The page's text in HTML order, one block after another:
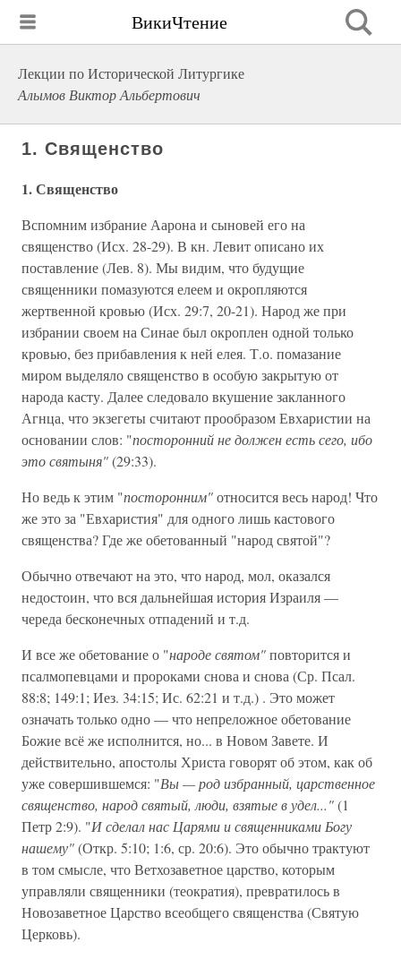
ВикиЧтение
Лекции по Исторической Литургике
Алымов Виктор Альбертович
1. Священство
1. Священство
Вспомним избрание Аарона и сыновей его на
священство (Исх. 28-29). В кн. Левит описано их
поставление (Лев. 8). Мы видим, что будущие
священники помазуются елеем и окропляются
жертвенной кровью (Исх. 29:7, 20-21). Народ же при
избрании своем на Синае был окроплен одной только
кровью, без прибавления к ней елея. Т.о. помазание
миром выделяло священство в особую закрытую от
народа касту. Далее следовало вкушение закланного
Агнца, что экзегеты считают прообразом Евхаристии на
основании слов: "посторонний не должен есть сего, ибо
это святыня"(29:33).
Но ведь к этим "посторонним"относится весь народ! Что
же это за "Евхаристия" для одного лишь кастового
священства? Где же обетованный "народ святой"?
Обычно отвечают на это, что народ, мол, оказался
недостоин, что вся дальнейшая история Израиля —
череда бесконечных отпадений и т.д.
И все же обетование о "народе святом"повторится и
псалмопевцами и пророками снова и снова (Ср. Псал.
88:8; 149:1; Иез. 34:15; Ис. 62:21 и т.д.) . Это может
означать только одно — что непреложное обетование
Божие всё же исполнится, но... в Новом Завете. И
действительно, апостолы Христа говорят об этом, как об
уже совершившемся: "Вы — род избранный, царственное
священство, народ святый, люди, взятые в удел..."(1
Петр 2:9). "И сделал нас Царями и священниками Богу
нашему"(Откр. 5:10; 1:6, ср. 20:6). Это обычно трактуют
в том смысле, что Ветхозаветное царство, которым
управляли священники (теократия), превратилось в
Новозаветное Царство всеобщего священства (Святую
Церковь).